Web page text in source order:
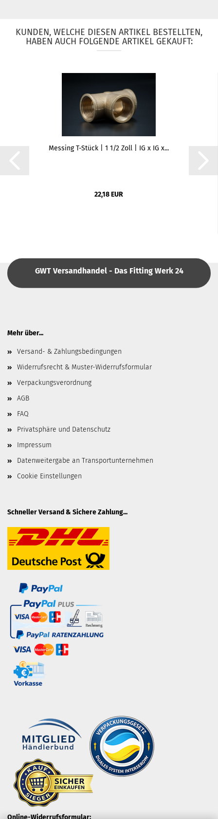
KUNDEN, WELCHE DIESEN ARTIKEL BESTELLTEN,
HABEN AUCH FOLGENDE ARTIKEL GEKAUFT:
Messing T-Stück | 1 1/2 Zoll | IG x IG x...
22,18 EUR
GWT Versandhandel - Das Fitting Werk 24
Mehr über...
Versand- & Zahlungsbedingungen
Widerrufsrecht & Muster-Widerrufsformular
Verpackungsverordnung
AGB
FAQ
Privatsphäre und Datenschutz
Impressum
Datenweitergabe an Transportunternehmen
Cookie Einstellungen
Schneller Versand & Sichere Zahlung...